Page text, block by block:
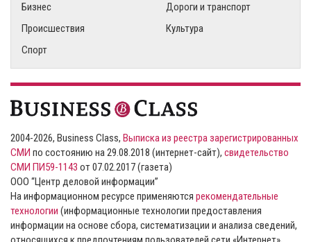
Бизнес
Дороги и транспорт
Происшествия
Культура
Спорт
2004-2026, Business Class, Выписка из реестра зарегистрированных
СМИ по состоянию на 29.08.2018 (интернет-сайт), свидетельство
СМИ ПИ59-1143 от 07.02.2017 (газета)
ООО “Центр деловой информации”
На информационном ресурсе применяются рекомендательные
технологии (информационные технологии предоставления
информации на основе сбора, систематизации и анализа сведений,